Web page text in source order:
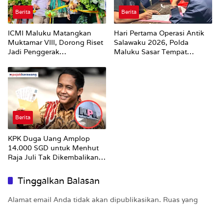
Berita
ICMI Maluku Matangkan
Muktamar VIII, Dorong Riset
Jadi Penggerak
Berita
Hari Pertama Operasi Antik
Salawaku 2026, Polda
Maluku Sasar Tempat
Berita
KPK Duga Uang Amplop
14.000 SGD untuk Menhut
Raja Juli Tak Dikembalikan
Tinggalkan Balasan
Alamat email Anda tidak akan dipublikasikan. Ruas yang